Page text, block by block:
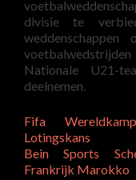
divisie te
weddenschappen
voetbalwedstrijden
Nationale U21-
deelnemen.
Fifa
Lotingskans
Bein Sports
Frankrijk Marokko